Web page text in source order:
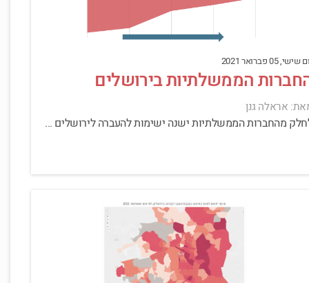
05 פברואר 2021
הממשלתיות בירושלים
אראלה גנן
מהחברות הממשלתיות ישנה ישימות להעברה לירושלים ...